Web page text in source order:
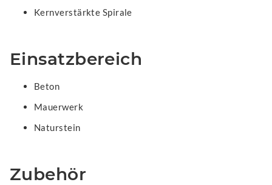
Kernverstärkte Spirale
Einsatzbereich
Beton
Mauerwerk
Naturstein
Zubehör